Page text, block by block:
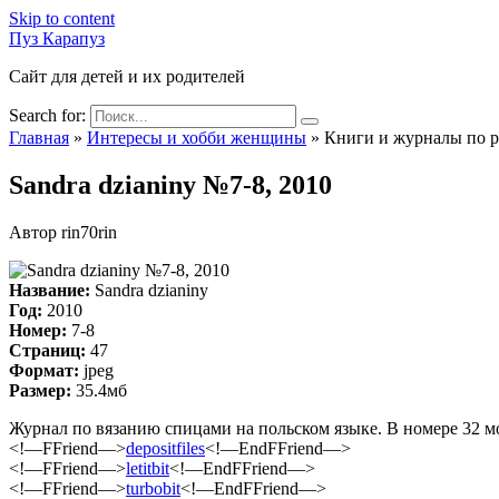
Skip to content
Пуз Карапуз
Сайт для детей и их родителей
Search for:
Главная » Интересы и хобби женщины » Книги и журналы по
Sandra dzianiny №7-8, 2010
Автор rin70rin
Название: Sandra dzianiny
Год: 2010
Номер: 7-8
Страниц: 47
Формат: jpeg
Размер: 35.4мб
Журнал по вязанию спицами на польском языке. В номере 32
<!—FFriend—>depositfiles<!—EndFFriend—>
<!—FFriend—>letitbit<!—EndFFriend—>
<!—FFriend—>turbobit<!—EndFFriend—>